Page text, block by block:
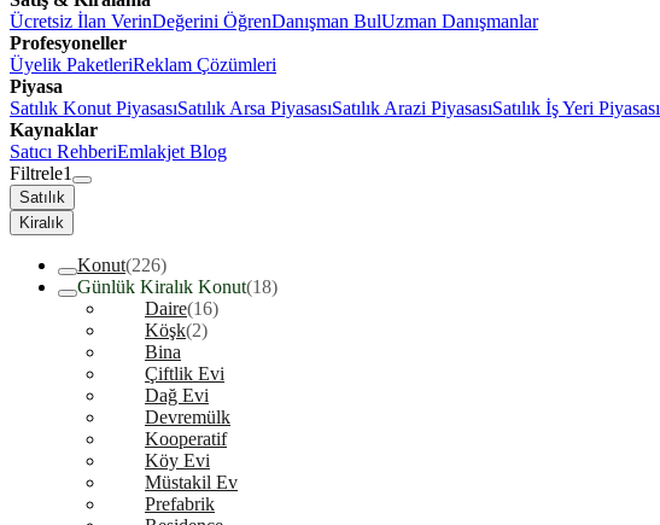
Ücretsiz İlan VerinDeğerini ÖğrenDanışman BulUzman Danışmanlar
Profesyoneller
Üyelik PaketleriReklam Çözümleri
Piyasa
Satılık Konut PiyasasıSatılık Arsa PiyasasıSatılık Arazi PiyasasıSatılık İş Yeri Piyasası
Kaynaklar
Satıcı RehberiEmlakjet Blog
Filtrele1
Satılık
Kiralık
Konut(226)
Günlük Kiralık Konut(18)
Daire(16)
Köşk(2)
Bina
Çiftlik Evi
Dağ Evi
Devremülk
Kooperatif
Köy Evi
Müstakil Ev
Prefabrik